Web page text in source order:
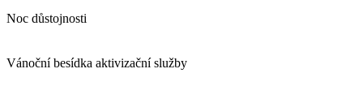
Noc důstojnosti
Vánoční besídka aktivizační služby